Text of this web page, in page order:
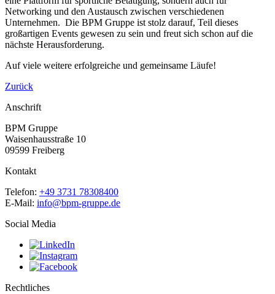
Networking und den Austausch zwischen verschiedenen
Unternehmen. Die BPM Gruppe ist stolz darauf, Teil dieses
großartigen Events gewesen zu sein und freut sich schon auf die
nächste Herausforderung.
Auf viele weitere erfolgreiche und gemeinsame Läufe!
Zurück
Anschrift
BPM Gruppe
Waisenhausstraße 10
09599 Freiberg
Kontakt
Telefon: +49 3731 78308400
E-Mail: info@bpm-gruppe.de
Social Media
Rechtliches